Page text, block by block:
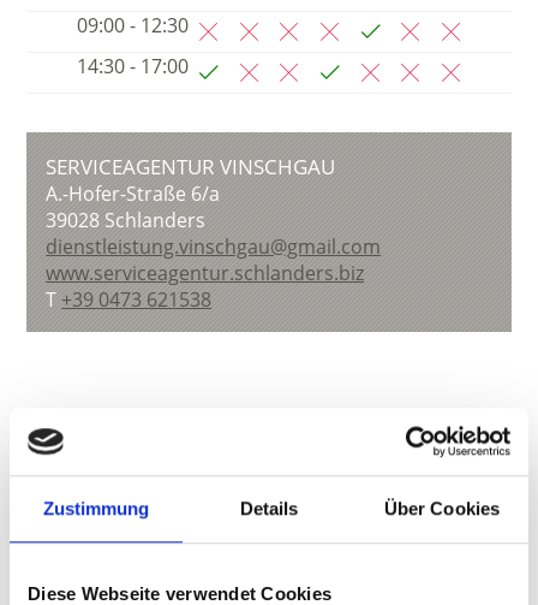
Zustimmung Details Über Cookies
Diese Webseite verwendet Cookies
09:00 - 12:30
14:30 - 17:00
SERVICEAGENTUR VINSCHGAU
A.-Hofer-Straße 6/a
39028Schlanders
dienstleistung.vinschgau@gmail.com
www.serviceagentur.schlanders.biz
T +39 0473 621538
WAR DER INHALT FÜR SIE HILFREICH?
Ja
Nein